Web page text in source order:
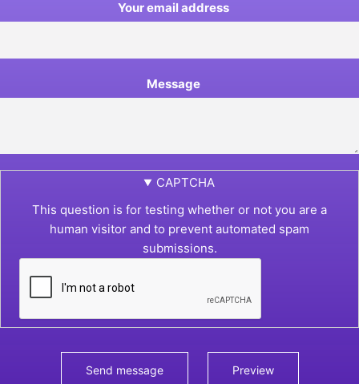
Your email address
Message
CAPTCHA
This question is for testing whether or not you are a
human visitor and to prevent automated spam
submissions.